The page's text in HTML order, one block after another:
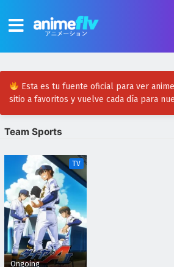
Esta es tu fuente oficial para ver
sitio a favoritos y vuelve cada día para
Team Sports
TV
Ongoing